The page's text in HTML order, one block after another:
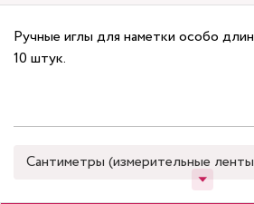
Ручные иглы для наметки особо
10 штук.
Сантиметры (измерительные